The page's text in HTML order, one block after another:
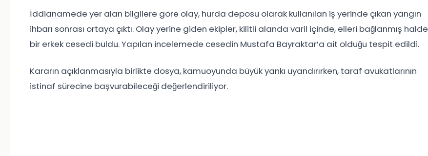
İddianamede yer alan bilgilere göre olay, hurda deposu olarak kullanılan iş yerinde çıkan yangın
ihbarı sonrası ortaya çıktı. Olay yerine giden ekipler, kilitli alanda varil içinde, elleri bağlanmış halde
bir erkek cesedi buldu. Yapılan incelemede cesedin Mustafa Bayraktar’a ait olduğu tespit edildi.
Kararın açıklanmasıyla birlikte dosya, kamuoyunda büyük yankı uyandırırken, taraf avukatlarının
istinaf sürecine başvurabileceği değerlendiriliyor.